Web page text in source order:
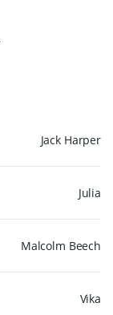
Jack Harper
Julia
Malcolm Beech
Vika